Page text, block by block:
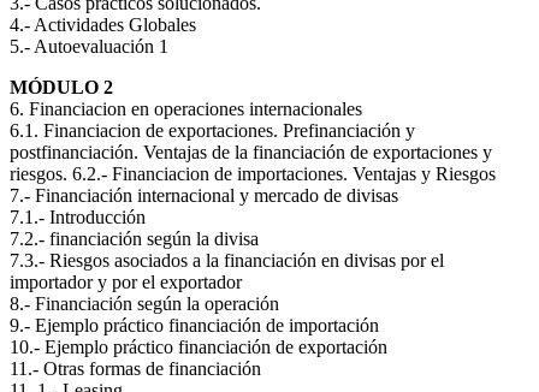
4.- Actividades Globales
5.- Autoevaluación 1
MÓDULO 2
6. Financiacion en operaciones internacionales
6.1. Financiacion de exportaciones. Prefinanciación y
postfinanciación. Ventajas de la financiación de exportaciones y
riesgos. 6.2.- Financiacion de importaciones. Ventajas y Riesgos
7.- Financiación internacional y mercado de divisas
7.1.- Introducción
7.2.- financiación según la divisa
7.3.- Riesgos asociados a la financiación en divisas por el
importador y por el exportador
8.- Financiación según la operación
9.- Ejemplo práctico financiación de importación
10.- Ejemplo práctico financiación de exportación
11.- Otras formas de financiación